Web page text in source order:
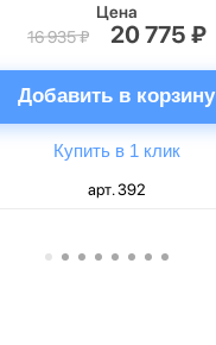
Цена
16 935 ₽
20 775 ₽
Добавить в корзину
Купить в 1 клик
арт. 392